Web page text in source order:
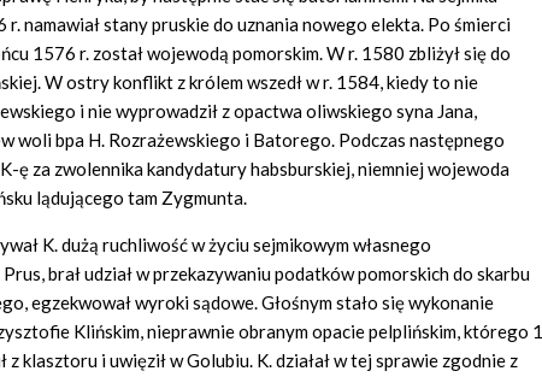
r. namawiał stany pruskie do uznania nowego elekta. Po śmierci
1576 r. został wojewodą pomorskim. W r. 1580 zbliżył się do
W ostry konflikt z królem wszedł w r. 1584, kiedy to nie
i nie wyprowadził z opactwa oliwskiego syna Jana,
woli bpa H. Rozrażewskiego i Batorego. Podczas następnego
ę za zwolennika kandydatury habsburskiej, niemniej wojewoda
lądującego tam Zygmunta.
K. dużą ruchliwość w życiu sejmikowym własnego
brał udział w przekazywaniu podatków pomorskich do skarbu
egzekwował wyroki sądowe. Głośnym stało się wykonanie
Klińskim, nieprawnie obranym opacie pelplińskim, którego 1
z klasztoru i uwięził w Golubiu. K. działał w tej sprawie zgodnie z